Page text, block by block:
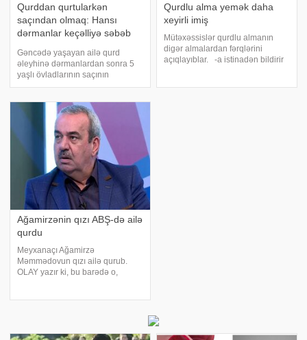
Qurddan qurtularkən
saçından olmaq: Hansı
dərmanlar keçəlliyə səbəb
Gəncədə yaşayan ailə qurd
əleyhinə dərmanlardan sonra 5
yaşlı övladlarının saçının
töküldüyünü iddia edir. Həkim isə
istinadən xəbər verir ki, uşağın
valideynləri qurd əleyhinə dərma
Qurdlu alma yemək daha
xeyirli imiş
Mütəxəssislər qurdlu almanın
digər almalardan fərqlərini
açıqlayıblar. -a istinadən bildirir
Ağamirzənin qızı ABŞ-də ailə
qurdu
Meyxanaçı Ağamirzə
Məmmədovun qızı ailə qurub.
OLAY yazır ki, bu barədə o,